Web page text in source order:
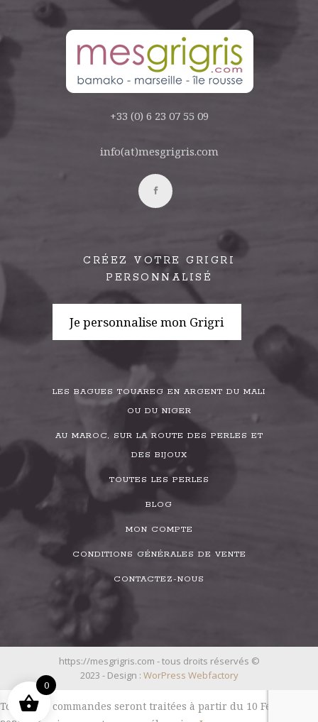
+33 (0) 6 23 07 55 09
info(at)mesgrigris.com
CRÉEZ VOTRE GRIGRI
PERSONNALISÉ
Je personnalise mon Grigri
LES BAGUES TOUAREG EN ARGENT DU MALI
OU DU NIGER
AU MAROC, SUR LA ROUTE DES PERLES ET
DES BIJOUX
TOUTES LES PERLES
BLOG
MON COMPTE
CONDITIONS GÉNÉRALES DE VENTE
CONTACTEZ-NOUS
https://mesgrigris.com - tous droits réservés ©
2023 - Design : WorPress Webfactory
Toutes les commandes seront traitées à partir du 10 Février
0